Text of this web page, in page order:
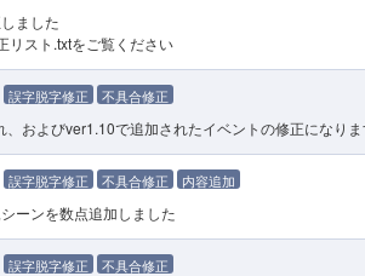
ました
リスト.txtをご覧ください
誤字脱字修正 不具合修正
、およびver1.10で追加されたイベントの修正になり
誤字脱字修正 不具合修正 内容追加
ーンを数点追加しました
誤字脱字修正 不具合修正